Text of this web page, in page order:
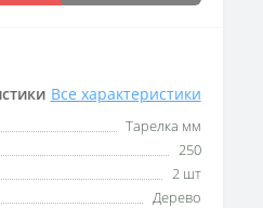
Все характеристики
Тарелка мм
250
2 шт
Дерево